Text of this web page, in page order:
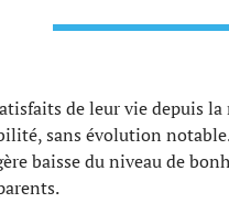
de leur vie depuis la
sans évolution
baisse du niveau de